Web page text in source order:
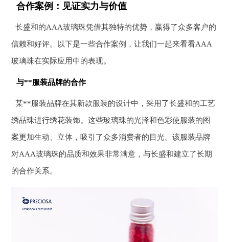
合作案例：见证实力与价值
长盛和的AAA玻璃珠凭借其独特的优势，赢得了众多客户的
信赖和好评。以下是一些合作案例，让我们一起来看看AAA
玻璃珠在实际应用中的表现。
与**服装品牌的合作
某**服装品牌在其新款服装的设计中，采用了长盛和的工艺
绣品珠进行绣花装饰。这些玻璃珠的光泽和色彩使服装的图
案更加生动、立体，吸引了众多消费者的目光。该服装品牌
对AAA玻璃珠的品质和效果非常满意，与长盛和建立了长期
的合作关系。